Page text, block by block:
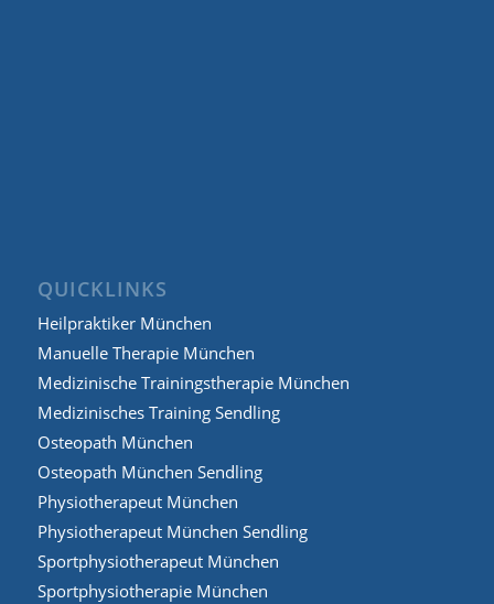
QUICKLINKS
Heilpraktiker München
Manuelle Therapie München
Medizinische Trainingstherapie München
Medizinisches Training Sendling
Osteopath München
Osteopath München Sendling
Physiotherapeut München
Physiotherapeut München Sendling
Sportphysiotherapeut München
Sportphysiotherapie München